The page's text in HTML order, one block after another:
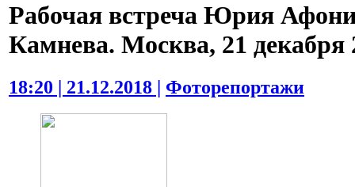
Рабочая встреча Юрия
Камнева. Москва, 21 декабря
18:20 | 21.12.2018 | Фоторепортажи